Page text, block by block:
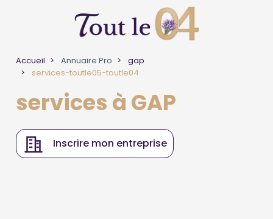
Accueil Annuaire Pro
gap
services-toutle05-toutle04
services à GAP
Inscrire mon entreprise